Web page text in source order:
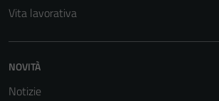
Vita lavorativa
NOVITÀ
Notizie